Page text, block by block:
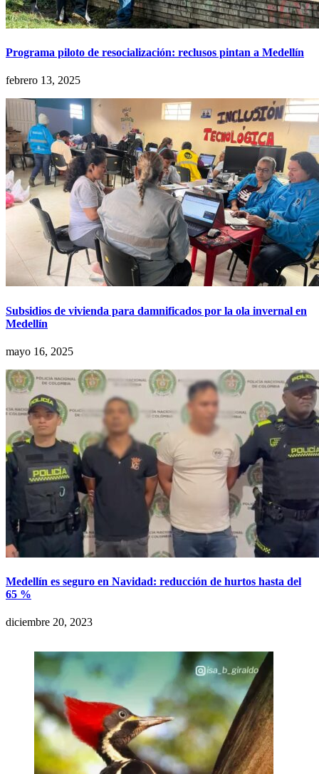
Programa piloto de resocialización: reclusos pintan a Medellín
febrero 13, 2025
Subsidios de vivienda para damnificados por la ola invernal en
Medellín
mayo 16, 2025
Medellín es seguro en Navidad: reducción de hurtos hasta del
65 %
diciembre 20, 2023